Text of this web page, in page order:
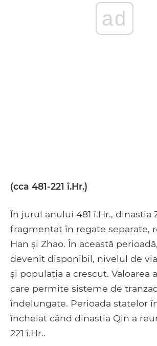
ad
(cca 481-221 î.Hr.)
În jurul anului 481 î.Hr., dinastia
fragmentat în regate separate,
Han și Zhao. În această
devenit disponibil, nivelul de
și populația a crescut. Valoarea
care permite sisteme de
îndelungate. Perioada statelor
încheiat când dinastia Qin a
221 î.Hr..